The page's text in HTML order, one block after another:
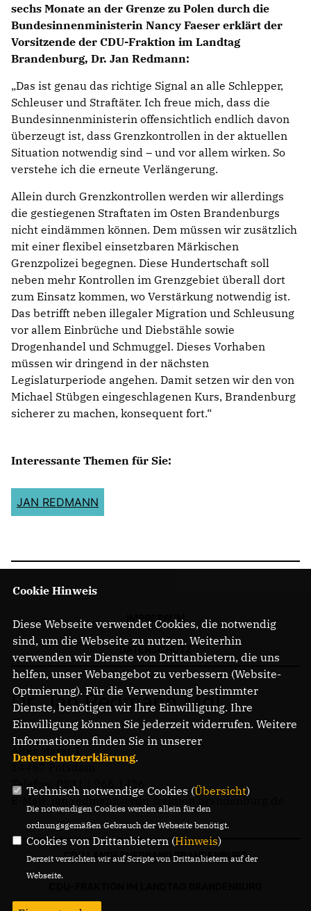
sechs Monate an der Grenze zu Polen durch die
Bundesinnenministerin Nancy Faeser erklärt der
Vorsitzende der CDU-Fraktion im Landtag
Brandenburg, Dr. Jan Redmann:
Das ist genau das richtige Signal an alle Schlepper,
Schleuser und Straftäter. Ich freue mich, dass die
Bundesinnenministerin offensichtlich endlich davon
überzeugt ist, dass Grenzkontrollen in der aktuellen
Situation notwendig sind – und vor allem wirken. So
verstehe ich die erneute Verlängerung.
Allein durch Grenzkontrollen werden wir allerdings
die gestiegenen Straftaten im Osten Brandenburgs
nicht eindämmen können. Dem müssen wir zusätzlich
mit einer flexibel einsetzbaren Märkischen
Grenzpolizei begegnen. Diese Hundertschaft soll
neben mehr Kontrollen im Grenzgebiet überall dort
zum Einsatz kommen, wo Verstärkung notwendig ist.
Das betrifft neben illegaler Migration und Schleusung
vor allem Einbrüche und Diebstähle sowie
Drogenhandel und Schmuggel. Dieses Vorhaben
müssen wir dringend in der nächsten
Legislaturperiode angehen. Damit setzen wir den von
Michael Stübgen eingeschlagenen Kurs, Brandenburg
sicherer zu machen, konsequent fort.“
Interessante Themen für Sie:
JAN REDMANN
IMPRESSUM
Dr. Jan Redmann MdL
Alter Markt 1
Telefon: 0331 / 966 1426
E-Mail: jan.redmann@cdu-fraktion.brandenburg.de
CDU LANDESVERBAND BRANDENBURG
Cookie Hinweis
Diese Webseite verwendet Cookies, die notwendig
sind, um die Webseite zu nutzen. Weiterhin
verwenden wir Dienste von Drittanbietern, die uns
helfen, unser Webangebot zu verbessern (Website-
Optmierung). Für die Verwendung bestimmter
Dienste, benötigen wir Ihre Einwilligung. Ihre
Einwilligung können Sie jederzeit widerrufen. Weitere
Informationen finden Sie in unserer
Datenschutzerklärung.
Technisch notwendige Cookies (Übersicht)
Die notwendigen Cookies werden allein für den
ordnungsgemäßen Gebrauch der Webseite benötigt.
Cookies von Drittanbietern (Hinweis)
Derzeit verzichten wir auf Scripte von Drittanbietern auf der
Webseite.